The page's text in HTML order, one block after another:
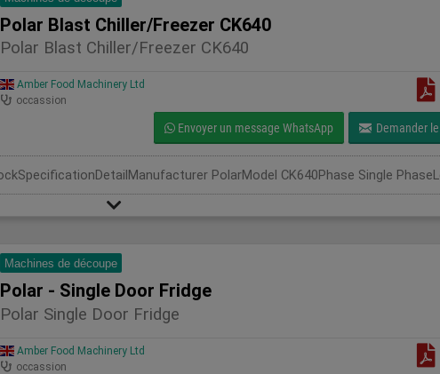
Polar Blast Chiller/Freezer CK640
Polar Blast Chiller/Freezer CK640
Amber Food Machinery Ltd
occassion
Envoyer un message WhatsApp Demander
Machines de découpe
Polar - Single Door Fridge
Polar Single Door Fridge
Amber Food Machinery Ltd
occassion